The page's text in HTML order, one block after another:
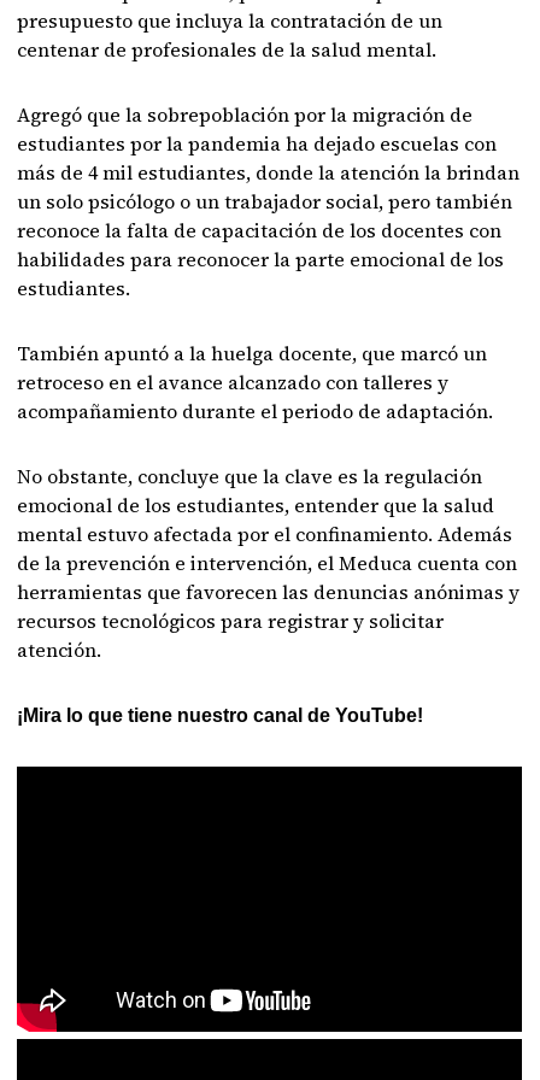
presupuesto que incluya la contratación de un
centenar de profesionales de la salud mental.
Agregó que la sobrepoblación por la migración de
estudiantes por la pandemia ha dejado escuelas con
más de 4 mil estudiantes, donde la atención la brindan
un solo psicólogo o un trabajador social, pero también
reconoce la falta de capacitación de los docentes con
habilidades para reconocer la parte emocional de los
estudiantes.
También apuntó a la huelga docente, que marcó un
retroceso en el avance alcanzado con talleres y
acompañamiento durante el periodo de adaptación.
No obstante, concluye que la clave es la regulación
emocional de los estudiantes, entender que la salud
mental estuvo afectada por el confinamiento. Además
de la prevención e intervención, el Meduca cuenta con
herramientas que favorecen las denuncias anónimas y
recursos tecnológicos para registrar y solicitar
atención.
¡Mira lo que tiene nuestro canal de YouTube!